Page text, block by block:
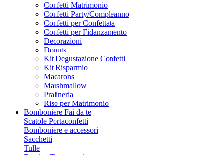
Confetti Matrimonio
Confetti Party/Compleanno
Confetti per Confettata
Confetti per Fidanzamento
Decorazioni
Donuts
Kit Degustazione Confetti
Kit Risparmio
Macarons
Marshmallow
Pralineria
Riso per Matrimonio
Bomboniere Fai da te
Scatole Portaconfetti
Bomboniere e accessori
Sacchetti
Tulle